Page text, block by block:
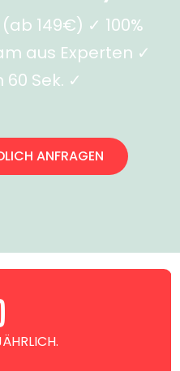
149€) ✓ 100%
aus Experten ✓
Sek. ✓
ANFRAGEN